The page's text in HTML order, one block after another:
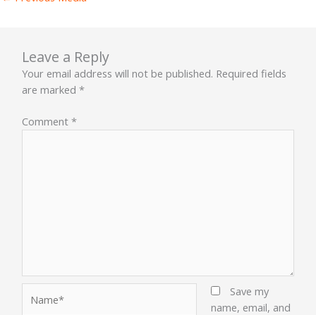
Leave a Reply
Your email address will not be published. Required fields
are marked*
Comment*
Save my
name, email, and